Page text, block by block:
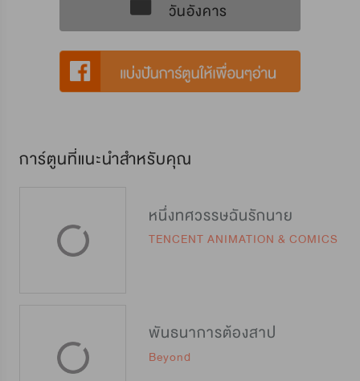
วันอังคาร
การ์ตูนที่แนะนำสำหรับคุณ
หนึ่งทศวรรษฉันรักนาย
TENCENT ANIMATION & COMICS
พันธนาการต้องสาป
Beyond